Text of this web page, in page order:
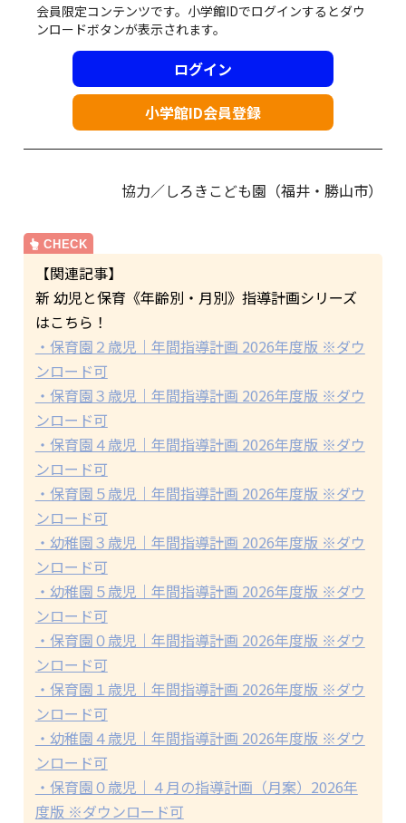
会員限定コンテンツです。小学館IDでログインするとダウ
ンロードボタンが表示されます。
ログイン
小学館ID会員登録
協力／しろきこども園（福井・勝山市）
【関連記事】
新 幼児と保育《年齢別・月別》指導計画シリーズ
はこちら！
・保育園２歳児｜年間指導計画 2026年度版 ※ダウ
ンロード可
・保育園３歳児｜年間指導計画 2026年度版 ※ダウ
ンロード可
・保育園４歳児｜年間指導計画 2026年度版 ※ダウ
ンロード可
・保育園５歳児｜年間指導計画 2026年度版 ※ダウ
ンロード可
・幼稚園３歳児｜年間指導計画 2026年度版 ※ダウ
ンロード可
・幼稚園５歳児｜年間指導計画 2026年度版 ※ダウ
ンロード可
・保育園０歳児｜年間指導計画 2026年度版 ※ダウ
ンロード可
・保育園１歳児｜年間指導計画 2026年度版 ※ダウ
ンロード可
・幼稚園４歳児｜年間指導計画 2026年度版 ※ダウ
ンロード可
・保育園０歳児｜４月の指導計画（月案）2026年
度版 ※ダウンロード可